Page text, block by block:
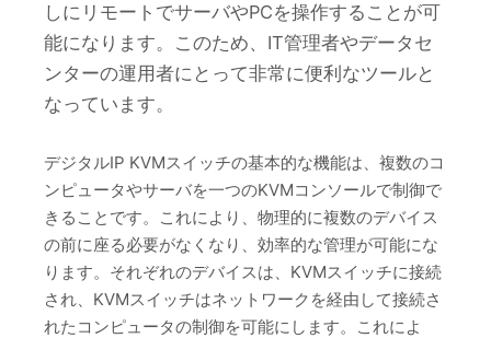
しにリモートでサーバやPCを操作することが可
能になります。このため、IT管理者やデータセ
ンターの運用者にとって非常に便利なツールと
なっています。
デジタルIP KVMスイッチの基本的な機能は、複数のコ
ンピュータやサーバを一つのKVMコンソールで制御で
きることです。これにより、物理的に複数のデバイス
の前に座る必要がなくなり、効率的な管理が可能にな
ります。それぞれのデバイスは、KVMスイッチに接続
され、KVMスイッチはネットワークを経由して接続さ
れたコンピュータの制御を可能にします。これによ